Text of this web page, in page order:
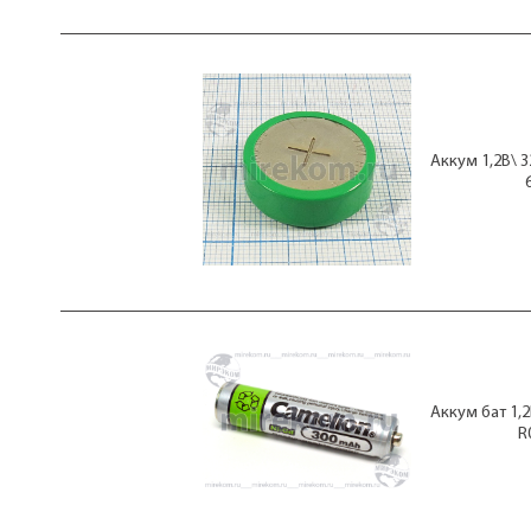
2500мАч35А
250мАч
2600мАч
2700мАч
2800мАч
280мАч
2900мАч
3,2Ач
3,3Ач
300мАч
3200мАч
3400мАч
3500мАч
350мАч
Аккум 1,2В\
Аккум бат